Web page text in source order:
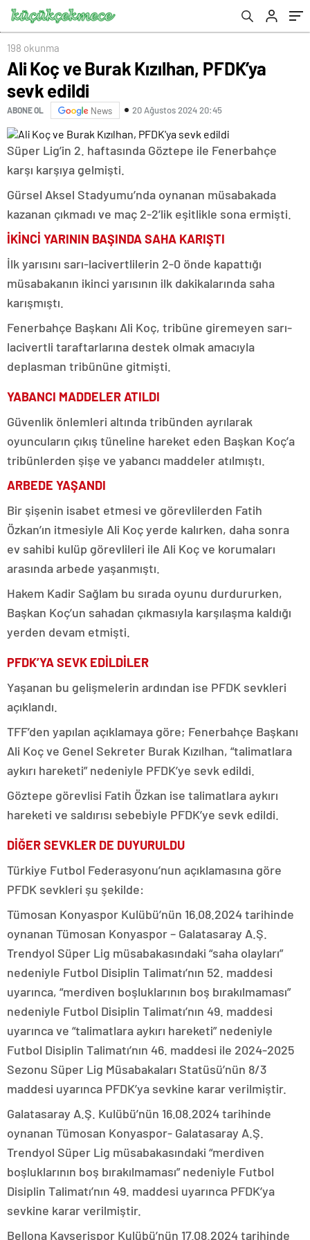
198 okunma
Ali Koç ve Burak Kızılhan, PFDK’ya
sevk edildi
ABONE OL News 20 Ağustos 2024 20:45
Süper Lig’in 2. haftasında Göztepe ile Fenerbahçe
karşı karşıya gelmişti.
Gürsel Aksel Stadyumu’nda oynanan müsabakada
kazanan çıkmadı ve maç 2-2’lik eşitlikle sona ermişti.
İKİNCİ YARININ BAŞINDA SAHA KARIŞTI
İlk yarısını sarı-lacivertlilerin 2-0 önde kapattığı
müsabakanın ikinci yarısının ilk dakikalarında saha
karışmıştı.
Fenerbahçe Başkanı Ali Koç, tribüne giremeyen sarı-
lacivertli taraftarlarına destek olmak amacıyla
deplasman tribününe gitmişti.
YABANCI MADDELER ATILDI
Güvenlik önlemleri altında tribünden ayrılarak
oyuncuların çıkış tüneline hareket eden Başkan Koç’a
tribünlerden şişe ve yabancı maddeler atılmıştı.
ARBEDE YAŞANDI
Bir şişenin isabet etmesi ve görevlilerden Fatih
Özkan’ın itmesiyle Ali Koç yerde kalırken, daha sonra
ev sahibi kulüp görevlileri ile Ali Koç ve korumaları
arasında arbede yaşanmıştı.
Hakem Kadir Sağlam bu sırada oyunu durdururken,
Başkan Koç’un sahadan çıkmasıyla karşılaşma kaldığı
yerden devam etmişti.
PFDK’YA SEVK EDİLDİLER
Yaşanan bu gelişmelerin ardından ise PFDK sevkleri
açıklandı.
TFF’den yapılan açıklamaya göre; Fenerbahçe Başkanı
Ali Koç ve Genel Sekreter Burak Kızılhan, “talimatlara
aykırı hareketi” nedeniyle PFDK’ye sevk edildi.
Göztepe görevlisi Fatih Özkan ise talimatlara aykırı
hareketi ve saldırısı sebebiyle PFDK’ye sevk edildi.
DİĞER SEVKLER DE DUYURULDU
Türkiye Futbol Federasyonu’nun açıklamasına göre
PFDK sevkleri şu şekilde:
Tümosan Konyaspor Kulübü’nün 16.08.2024 tarihinde
oynanan Tümosan Konyaspor – Galatasaray A.Ş.
Trendyol Süper Lig müsabakasındaki “saha olayları”
nedeniyle Futbol Disiplin Talimatı’nın 52. maddesi
uyarınca, “merdiven boşluklarının boş bırakılmaması”
nedeniyle Futbol Disiplin Talimatı’nın 49. maddesi
uyarınca ve “talimatlara aykırı hareketi” nedeniyle
Futbol Disiplin Talimatı’nın 46. maddesi ile 2024-2025
Sezonu Süper Lig Müsabakaları Statüsü’nün 8/3
maddesi uyarınca PFDK’ya sevkine karar verilmiştir.
Galatasaray A.Ş. Kulübü’nün 16.08.2024 tarihinde
oynanan Tümosan Konyaspor- Galatasaray A.Ş.
Trendyol Süper Lig müsabakasındaki “merdiven
boşluklarının boş bırakılmaması” nedeniyle Futbol
Disiplin Talimatı’nın 49. maddesi uyarınca PFDK’ya
sevkine karar verilmiştir.
Bellona Kayserispor Kulübü’nün 17.08.2024 tarihinde